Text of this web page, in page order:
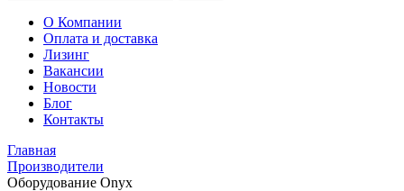
О Компании
Оплата и доставка
Лизинг
Вакансии
Новости
Блог
Контакты
Главная
Производители
Оборудование Onyx